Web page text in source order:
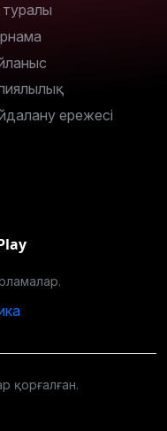
туралы
ережесі
қорғалған.